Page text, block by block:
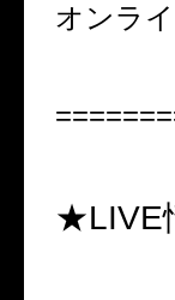
オンラ
★LIVE